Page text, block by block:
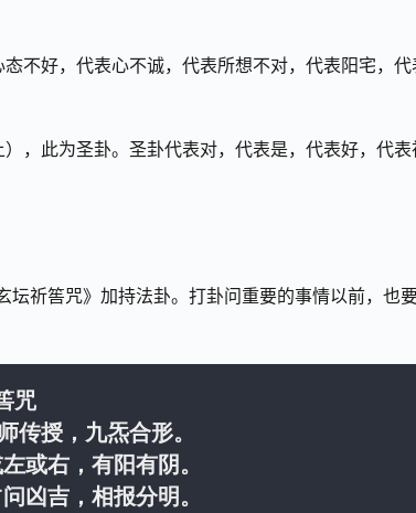
不好，代表心不诚，代表所想不对，代表阳宅，代
，此为圣卦。圣卦代表对，代表是，代表好，代表
祈筶咒》加持法卦。打卦问重要的事情以前，也
咒
传授，九炁合形。
或右，有阳有阴。
凶吉，相报分明。